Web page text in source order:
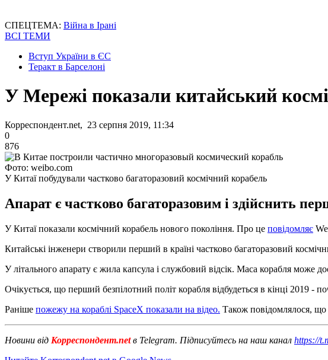
СПЕЦТЕМА: Війна в Ірані
ВСІ ТЕМИ
Вступ України в ЄС
Теракт в Барселоні
У Мережі показали китайський
Корреспондент.net, 23 серпня 2019, 11:34
0
876
Фото: weibo.com
У Китаї побудували частково багаторазовий космічний корабель
Апарат є частково багаторазовим і здійснить
У Китаї показали космічний корабель нового покоління. Про це повідомляє
Китайські інженери створили перший в країні частково багаторазовий
У літального апарату є жила капсула і службовий відсік. Маса корабля може
Очікується, що перший безпілотний політ корабля відбудеться в кінці 2019 -
Раніше пожежу на кораблі SpaceX показали на відео. Також повідомлялося, що
Новини від Корреспондент.netв Telegram. Підписуйтесь на наш канал https://